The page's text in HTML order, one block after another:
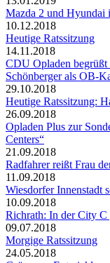
Mazda 2 und Hyundai
10.12.2018
Heutige Ratssitzung
14.11.2018
CDU Opladen begrüßt
Schönberger als OB-
29.10.2018
Heutige Ratssitzung:
26.09.2018
Opladen Plus zur
Centers“
21.09.2018
Radfahrer reißt Frau
11.09.2018
Wiesdorfer Innenstadt
10.09.2018
Richrath: In der City C
09.07.2018
Morgige Ratssitzung
24.05.2018